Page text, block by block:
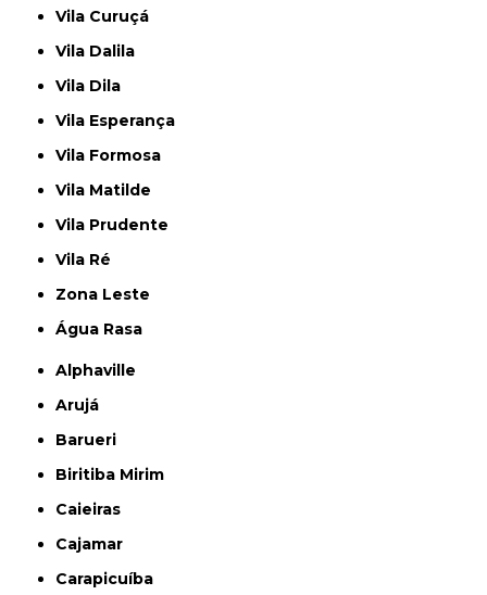
Vila Curuçá
Vila Dalila
Vila Dila
Vila Esperança
Vila Formosa
Vila Matilde
Vila Prudente
Vila Ré
Zona Leste
Água Rasa
Alphaville
Arujá
Barueri
Biritiba Mirim
Caieiras
Cajamar
Carapicuíba